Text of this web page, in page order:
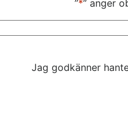
”*” anger
Jag godkänner